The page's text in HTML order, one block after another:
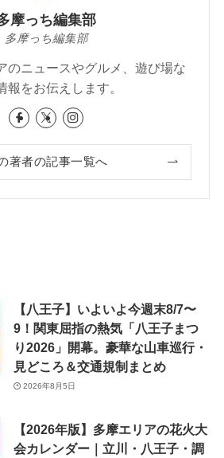
摩っち編集部
多摩っち編集部
のニュースやグルメ、遊び場な
報をお伝えします。
著者の記事一覧へ
【八王子】いよいよ今週末8/7〜
9！関東屈指の熱気「八王子まつ
り2026」開幕。豪華な山車巡行・
見どころ＆交通規制まとめ
2026年8月5日
【2026年版】多摩エリアの花火大
会カレンダー｜立川・八王子・調